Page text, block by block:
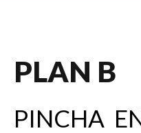
PLAN B
PINCHA